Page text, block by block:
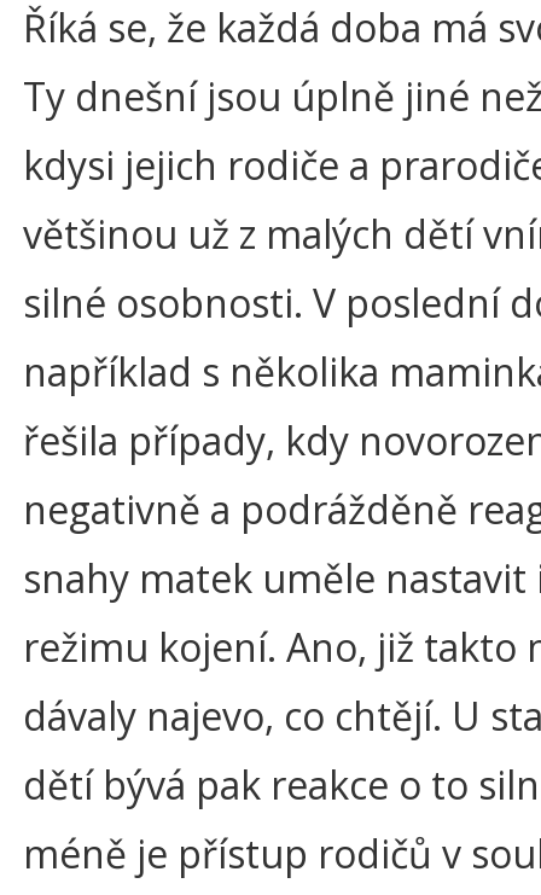
Říká se, že každá doba má
Ty dnešní jsou úplně jiné
kdysi jejich rodiče a
většinou už z malých dětí
silné osobnosti. V poslední
například s několika
řešila případy, kdy
negativně a podrážděně
snahy matek uměle
režimu kojení. Ano, již takto
dávaly najevo, co chtějí. U
dětí bývá pak reakce o to
méně je přístup rodičů v